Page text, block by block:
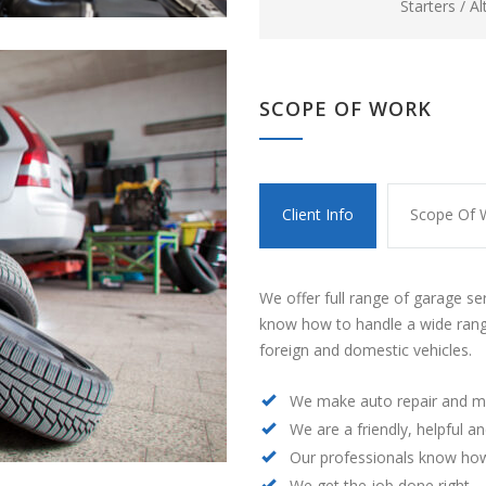
Starters /
SCOPE OF WORK
Client Info Scope Of
We offer full range of garage
know how to handle a wide
foreign and domestic vehicles.
We make auto repair and
We are a friendly, helpful
Our professionals know